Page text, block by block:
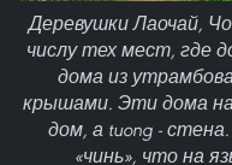
Деревушки Лаочай,
числу тех мест, где
дома из
крышами. Эти дома
дом, а tuong -
«чинь», что на